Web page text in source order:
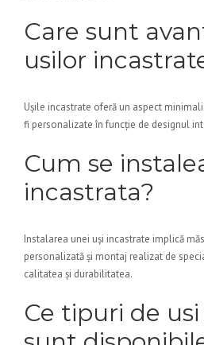
Care sunt
usilor
Ușile incastrate oferă un aspect
fi personalizate în funcție de designul
Cum se
incastrata?
Instalarea unei uși incastrate implică
personalizată și montaj realizat de
calitatea și durabilitatea.
Ce tipuri de